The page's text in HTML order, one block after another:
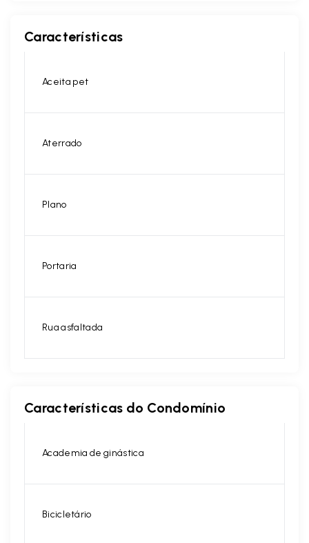
Características
Aceita pet
Aterrado
Plano
Portaria
Rua asfaltada
Características do Condomínio
Academia de ginástica
Bicicletário